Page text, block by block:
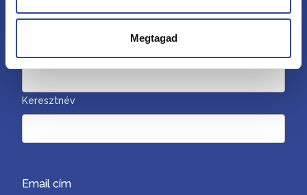
Megtagad
Hírlevél
Keresztnév
Email cím